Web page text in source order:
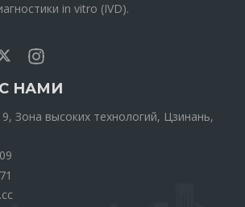
in vitro (IVD).
НАМИ
Зона высоких технологий, Цзинань,